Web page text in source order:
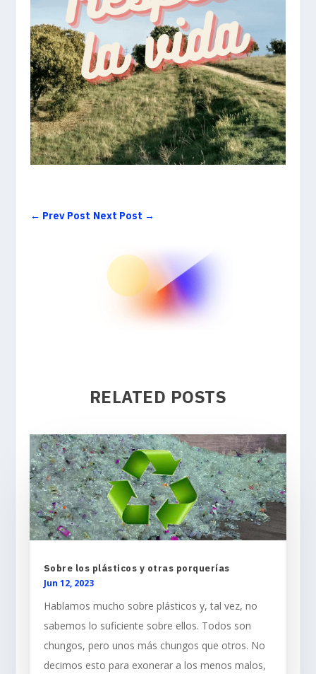
← Prev Post Next Post →
RELATED POSTS
Sobre los plásticos y otras porquerías
Jun 12, 2023
Hablamos mucho sobre plásticos y, tal vez, no
sabemos lo suficiente sobre ellos. Todos son
chungos, pero unos más chungos que otros. No
decimos esto para exonerar a los menos malos,